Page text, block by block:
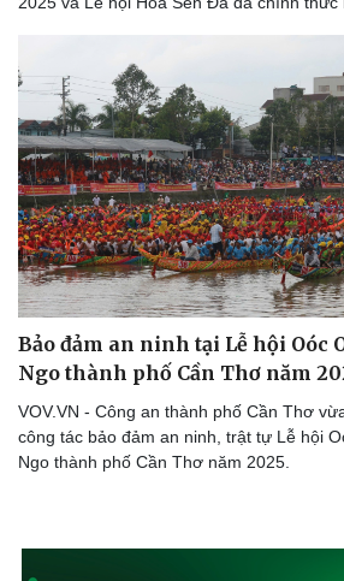
Bảo đảm an ninh tại Lễ hội Oóc
Ngo thành phố Cần Thơ năm
VOV.VN - Công an thành phố Cần Thơ
công tác bảo đảm an ninh, trật tự Lễ hội
Ngo thành phố Cần Thơ năm 2025.